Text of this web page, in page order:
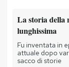
La storia della
lunghissima
Fu inventata in
attuale dopo
sacco di storie